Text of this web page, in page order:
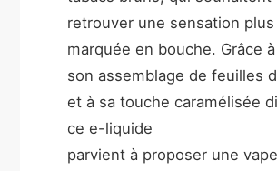
retrouver une sensation plus
marquée en bouche. Grâce à
son assemblage de feuilles
et à sa touche caramélisée
ce e-liquide
parvient à proposer une vape